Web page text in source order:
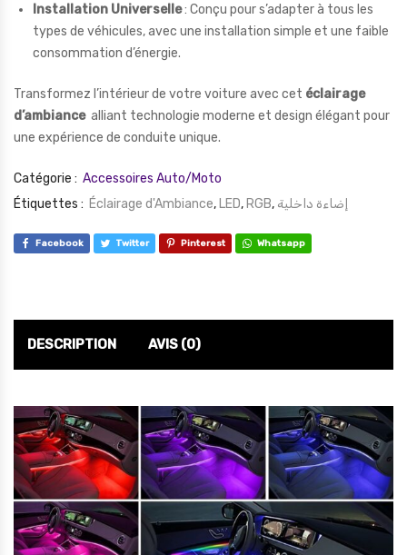
Installation Universelle: Conçu pour s’adapter à tous les
types de véhicules, avec une installation simple et une faible
consommation d’énergie.
Transformez l’intérieur de votre voiture avec cet éclairage
d’ambiance alliant technologie moderne et design élégant pour
une expérience de conduite unique.
Catégorie : Accessoires Auto/Moto
Étiquettes : Éclairage d'Ambiance, LED, RGB, إضاءة داخلية
Facebook Twitter Pinterest Whatsapp
DESCRIPTION AVIS (0)